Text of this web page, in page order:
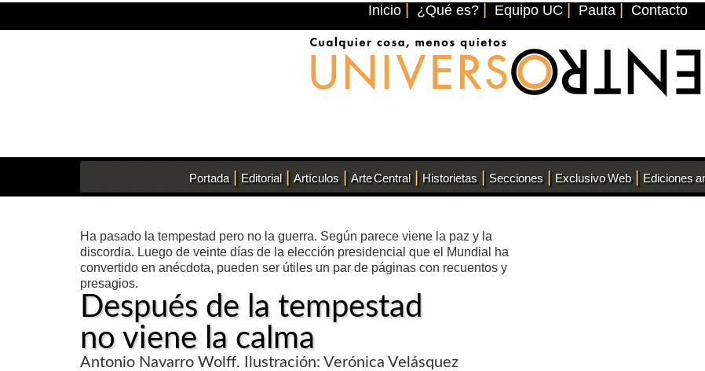
Inicio ¿Qué es? Equipo UC Pauta Contacto
Portada | Editorial | Artículos | Arte Central | Historietas | Secciones | Exclusivo Web | Ediciones
Ha pasado la tempestad pero no la guerra. Según parece viene la paz y la
discordia. Luego de veinte días de la elección presidencial que el Mundial ha
convertido en anécdota, pueden ser útiles un par de páginas con recuentos y
presagios.
Después de la tempestad
no viene la calma
Antonio Navarro Wolff. Ilustración: Verónica Velásquez